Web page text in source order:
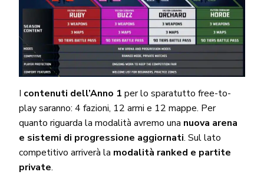
I contenuti dell’Anno 1 per lo sparatutto free-to-
play saranno: 4 fazioni, 12 armi e 12 mappe. Per
quanto riguarda la modalità avremo una nuova arena
e sistemi di progressione aggiornati. Sul lato
competitivo arriverà la modalità ranked e partite
private.